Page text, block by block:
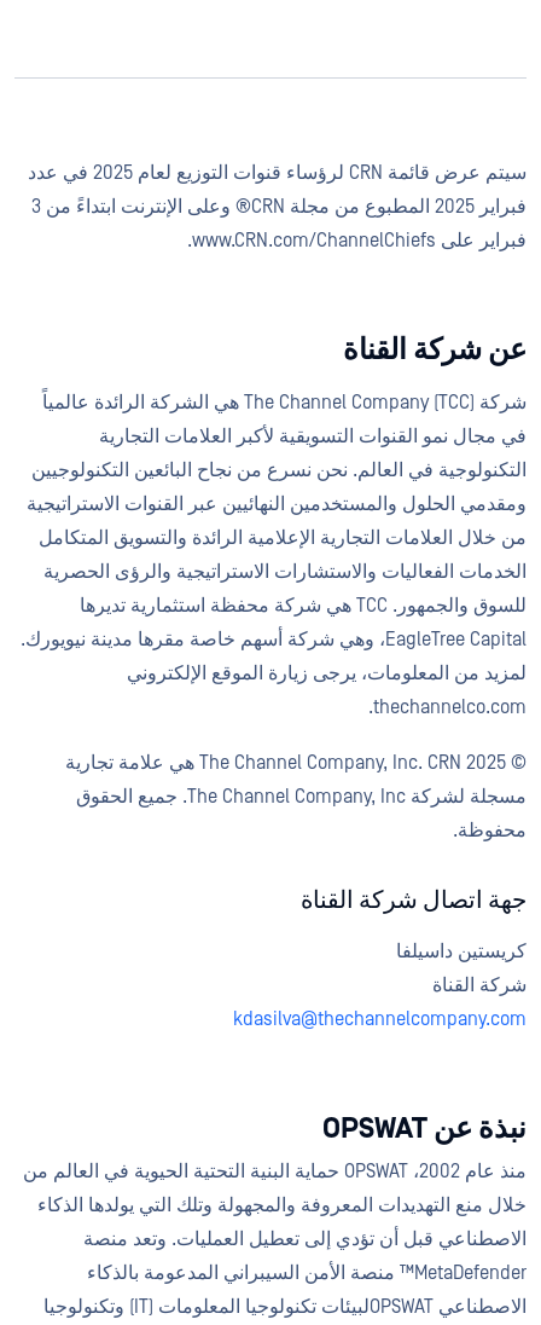
سيتم عرض قائمة CRN لرؤساء قنوات التوزيع لعام 2025 في عدد
فبراير 2025 المطبوع من مجلة CRN® وعلى الإنترنت ابتداءً من 3
فبراير على www.CRN.com/ChannelChiefs.
عن شركة القناة
شركة The Channel Company (TCC) هي الشركة الرائدة عالمياً
في مجال نمو القنوات التسويقية لأكبر العلامات التجارية
التكنولوجية في العالم. نحن نسرع من نجاح البائعين التكنولوجيين
ومقدمي الحلول والمستخدمين النهائيين عبر القنوات الاستراتيجية
من خلال العلامات التجارية الإعلامية الرائدة والتسويق المتكامل
الخدمات الفعاليات والاستشارات الاستراتيجية والرؤى الحصرية
للسوق والجمهور. TCC هي شركة محفظة استثمارية تديرها
EagleTree Capital، وهي شركة أسهم خاصة مقرها مدينة نيويورك.
لمزيد من المعلومات، يرجى زيارة الموقع الإلكتروني
thechannelco.com.
© 2025 The Channel Company, Inc. CRN هي علامة تجارية
مسجلة لشركة The Channel Company, Inc. جميع الحقوق
محفوظة.
جهة اتصال شركة القناة
كريستين داسيلفا
شركة القناة
kdasilva@thechannelcompany.com
نبذة عن OPSWAT
منذ عام 2002، OPSWAT حماية البنية التحتية الحيوية في العالم من
خلال منع التهديدات المعروفة والمجهولة وتلك التي يولدها الذكاء
الاصطناعي قبل أن تؤدي إلى تعطيل العمليات. وتعد منصة
MetaDefender™ منصة الأمن السيبراني المدعومة بالذكاء
الاصطناعي OPSWATلبيئات تكنولوجيا المعلومات (IT) وتكنولوجيا